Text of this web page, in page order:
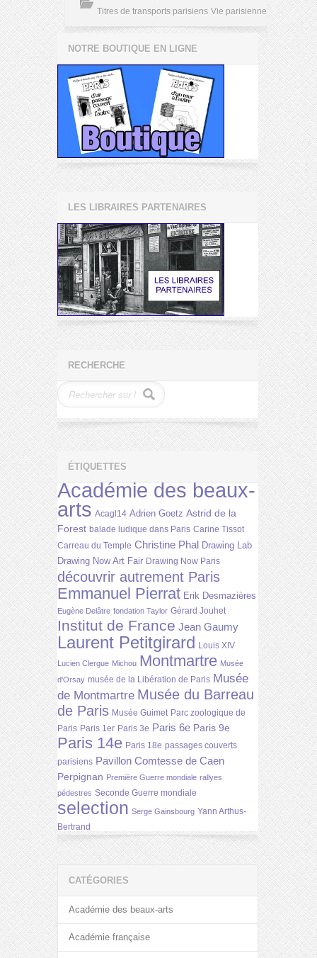
Titres de transports parisiens Vie parisienne
NOTRE BOUTIQUE EN LIGNE
LES LIBRAIRES PARTENAIRES
RECHERCHE
ÉTIQUETTES
Académie des beaux-
arts Acagl14 Adrien Goetz Astrid de la
Forest balade ludique dans Paris Carine Tissot
Carreau du Temple Christine Phal Drawing Lab
Drawing Now Art Fair Drawing Now Paris
découvrir autrement Paris
Emmanuel Pierrat Erik Desmazières
Eugène Delâtre fondation Taylor Gérard Jouhet
Institut de France Jean Gaumy
Laurent Petitgirard Louis XIV
Lucien Clergue Michou Montmartre Musée
d'Orsay musée de la Libération de Paris Musée
de Montmartre Musée du Barreau
de Paris Musée Guimet Parc zoologique de
Paris Paris 1er Paris 3e Paris 6e Paris 9e
Paris 14e Paris 18e passages couverts
parisiens Pavillon Comtesse de Caen
Perpignan Première Guerre mondiale rallyes
pédestres Seconde Guerre mondiale
selection Serge Gainsbourg Yann Arthus-
Bertrand
CATÉGORIES
Académie des beaux-arts
Académie française